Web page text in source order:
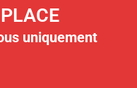
uniquement